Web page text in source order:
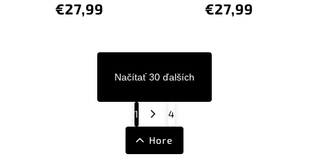
€27,99 €27,99
Načítať 30 ďalších
1 4
Hore